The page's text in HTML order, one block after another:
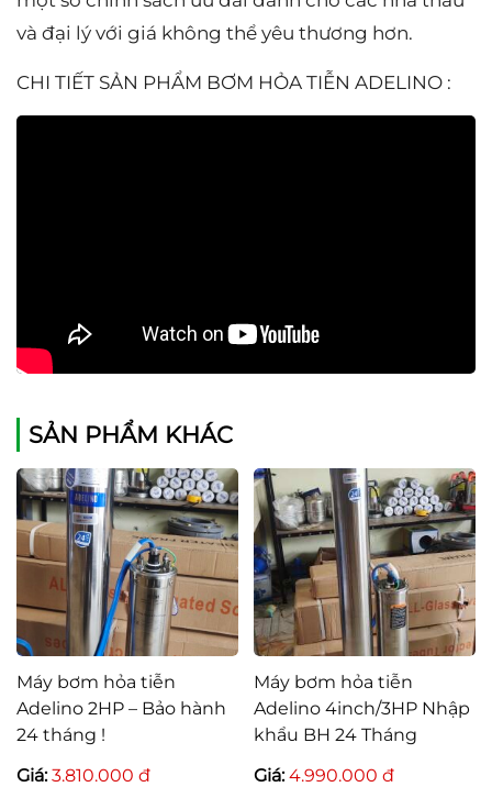
và đại lý với giá không thể yêu thương hơn.
CHI TIẾT SẢN PHẨM BƠM HỎA TIỄN ADELINO :
SẢN PHẨM KHÁC
Máy bơm hỏa tiễn
Adelino 2HP – Bảo hành
24 tháng !
Giá:3.810.000 đ
Máy bơm hỏa tiễn
Adelino 4inch/3HP Nhập
khẩu BH 24 Tháng
Giá:4.990.000 đ